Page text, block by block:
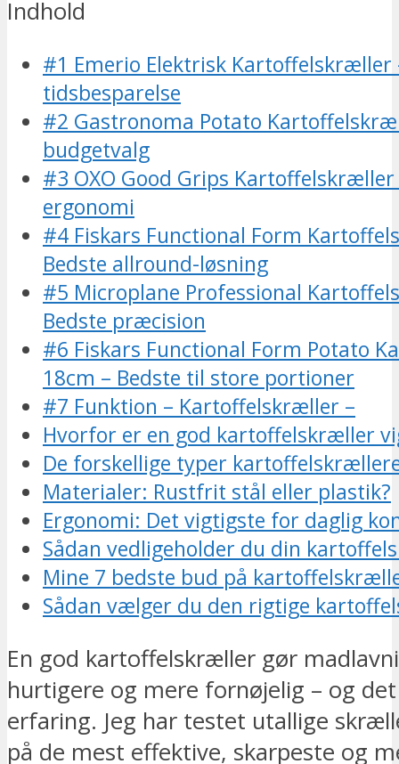
Indhold
#1 Emerio Elektrisk Kartoffelskræller
tidsbesparelse
#2 Gastronoma Potato
budgetvalg
#3 OXO Good Grips Kartoffelskræller
ergonomi
#4 Fiskars Functional Form
Bedste allround-løsning
#5 Microplane Professional
Bedste præcision
#6 Fiskars Functional Form Potato
18cm – Bedste til store portioner
#7 Funktion – Kartoffelskræller –
Hvorfor er en god kartoffelskræller
De forskellige typer
Materialer: Rustfrit stål eller plastik?
Ergonomi: Det vigtigste for daglig
Sådan vedligeholder du din
Mine 7 bedste bud på
Sådan vælger du den rigtige
En god kartoffelskræller gør
hurtigere og mere fornøjelig – og
erfaring. Jeg har testet utallige
på de mest effektive, skarpeste og